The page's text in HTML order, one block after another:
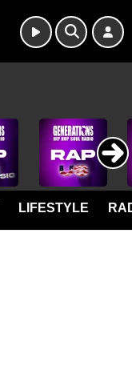
LIFESTYLE